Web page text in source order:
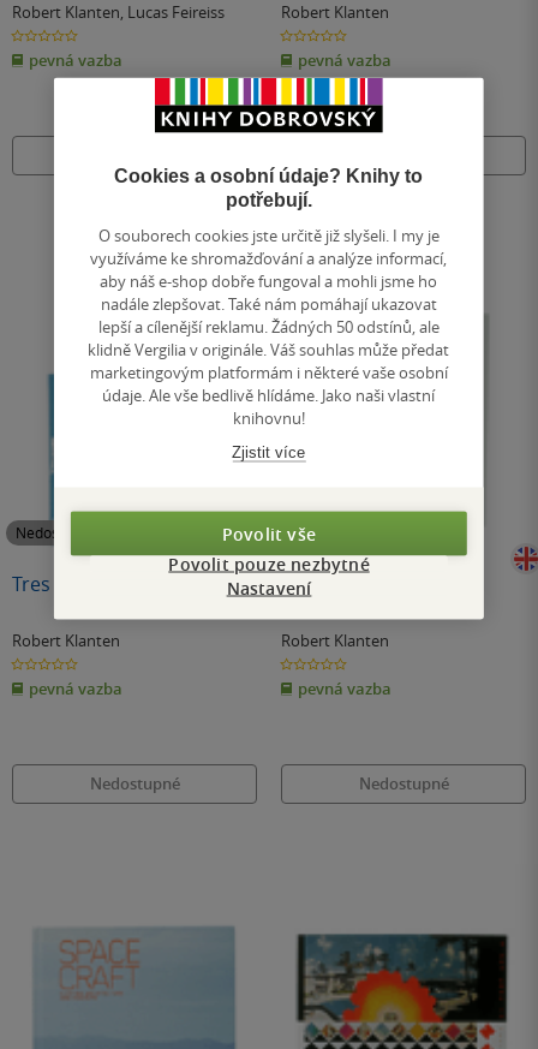
Robert Klanten, Lucas Feireiss
0.0
z
5
hvězdiček
pevná vazba
Robert Klanten
0.0
z
5
hvězdiček
pevná vazba
Nedostupné
Tres Logos
Robert Klanten
0.0
z
5
hvězdiček
pevná vazba
Nedostupné
Nedostupné
Furnish
Robert Klanten
0.0
z
5
hvězdiček
pevná vazba
Nedostupné
Cookies a osobní údaje? Knihy to
potřebují.
O souborech cookies jste určitě již slyšeli. I my je
využíváme ke shromažďování a analýze informací,
aby náš e-shop dobře fungoval a mohli jsme ho
nadále zlepšovat. Také nám pomáhají ukazovat
lepší a cílenější reklamu. Žádných 50 odstínů, ale
klidně Vergilia v originále. Váš souhlas může předat
marketingovým platformám i některé vaše osobní
údaje. Ale vše bedlivě hlídáme. Jako naši vlastní
knihovnu!
Zjistit více
Povolit vše
Povolit pouze nezbytné
Nastavení